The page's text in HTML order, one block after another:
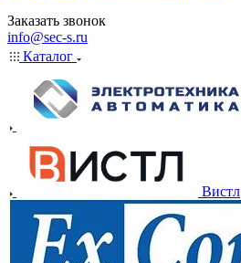
Заказать звонок
info@sec-s.ru
Каталог
Вистл